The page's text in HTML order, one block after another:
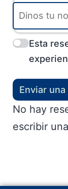
Esta
Enviar
No hay
escribir